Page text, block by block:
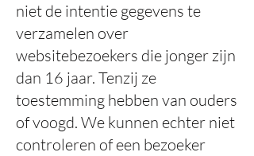
niet de intentie gegevens te
verzamelen over
websitebezoekers die jonger zijn
dan 16 jaar. Tenzij ze
toestemming hebben van ouders
of voogd. We kunnen echter niet
controleren of een bezoeker